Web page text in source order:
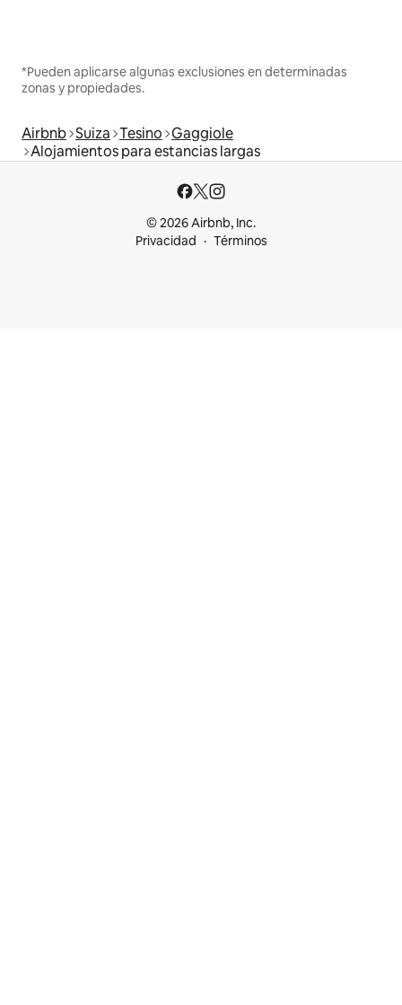
*Pueden aplicarse algunas exclusiones en determinadas
zonas y propiedades.
Airbnb Suiza Tesino Gaggiole
Alojamientos para estancias largas
© 2026 Airbnb, Inc.
Privacidad
Términos